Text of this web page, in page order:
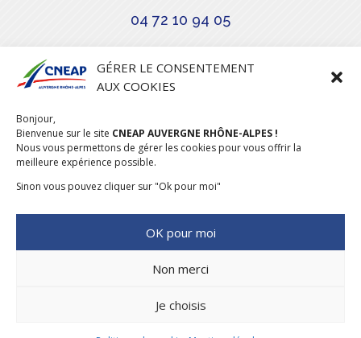
GÉRER LE CONSENTEMENT
AUX COOKIES
Bonjour,
Bienvenue sur le site CNEAP AUVERGNE RHÔNE-ALPES !
Nous vous permettons de gérer les cookies pour vous offrir la
meilleure expérience possible.
Sinon vous pouvez cliquer sur "Ok pour moi"
OK pour moi
Non merci
Je choisis
04 72 10 94 05

stephanie.maillot@cneap.fr